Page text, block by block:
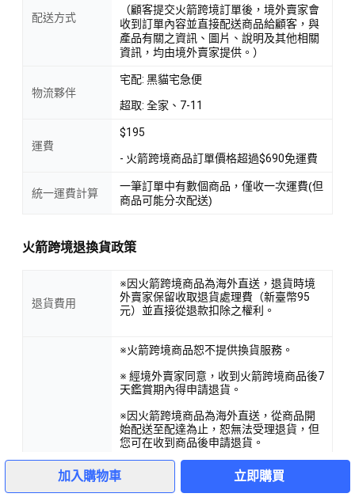
加入購物車 立即購買
配送方式
（顧客提交火箭跨境訂單後，境外賣家會
收到訂單內容並直接配送商品給顧客，與
產品有關之資訊、圖片、說明及其他相關
資訊，均由境外賣家提供。）
物流夥伴
宅配: 黑貓宅急便
超取: 全家、7-11
運費
$195
- 火箭跨境商品訂單價格超過$690免運費
統一運費計算
一筆訂單中有數個商品，僅收一次運費(但
商品可能分次配送)
火箭跨境退換貨政策
退貨費用
※因火箭跨境商品為海外直送，退貨時境
外賣家保留收取退貨處理費（新臺幣95
元）並直接從退款扣除之權利。
※火箭跨境商品恕不提供換貨服務。
※ 經境外賣家同意，收到火箭跨境商品後7
天鑑賞期內得申請退貨。
※因火箭跨境商品為海外直送，從商品開
始配送至配達為止，恕無法受理退貨，但
您可在收到商品後申請退貨。
※ 部分退貨時，若剩餘訂單金額未達免運
門檻，您原本享有的免運優惠將予以取
消，境外賣家保留補收去程運費（新臺幣